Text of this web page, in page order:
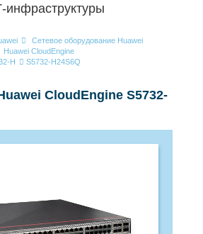
инфраструктуры
Сетевое оборудование Huawei
Huawei CloudEngine
H
S5732-H24S6Q
CloudEngine S5732-